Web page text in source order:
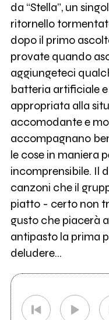
da “Stella”, un
ritornello
dopo il primo
provate quando
aggiungeteci
batteria artificiale
appropriata alla
accomodante e
accompagnano
le cose in maniera
incomprensibile. Il
canzoni che il
piatto - certo non
gusto che piacerà
antipasto la prima
deludere…